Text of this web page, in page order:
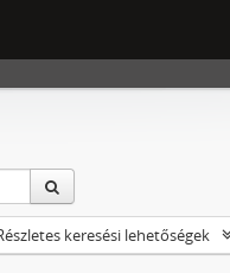
keresési lehetőségek